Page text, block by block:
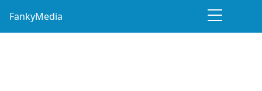
FankyMedia